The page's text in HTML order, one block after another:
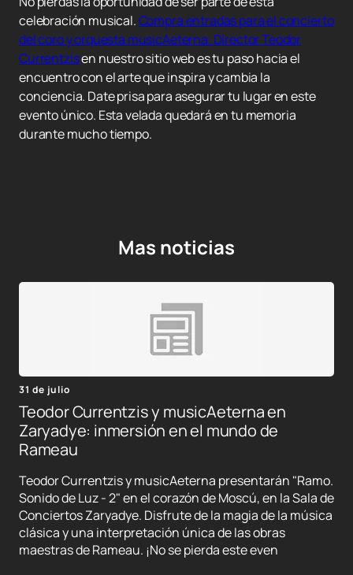
celebración musical.Compra entradas para el concierto
del coro y orquesta musicAeterna. Director Teodor
Currentzisen nuestro sitio web es tu paso hacia el
encuentro con el arte que inspira y cambia la
conciencia. Date prisa para asegurar tu lugar en este
evento único. Esta velada quedará en tu memoria
durante mucho tiempo.
Mas noticias
31 de julio
Teodor Currentzis y musicAeterna en
Zaryadye: inmersión en el mundo de
Rameau
Teodor Currentzis y musicAeterna presentarán "Ramo.
Sonido de Luz - 2" en el corazón de Moscú, en la Sala de
Conciertos Zaryadye. Disfrute de la magia de la música
clásica y una interpretación única de las obras
maestras de Rameau. ¡No se pierda este even